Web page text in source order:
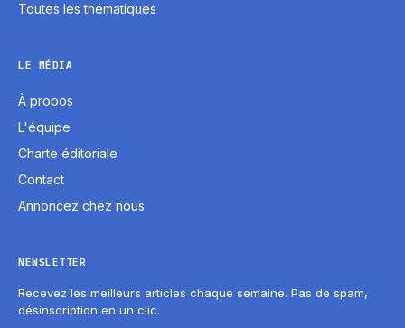
Toutes les thématiques
LE MÉDIA
À propos
L'équipe
Charte éditoriale
Contact
Annoncez chez nous
NEWSLETTER
Recevez les meilleurs articles chaque semaine. Pas de spam,
désinscription en un clic.